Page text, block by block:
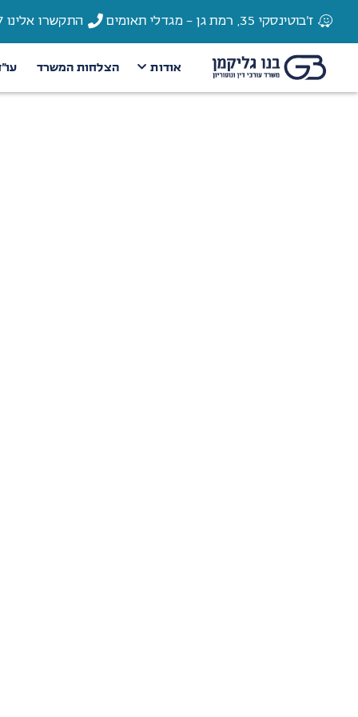
ז'בוטינסקי 35, רמת גן - מגדלי תאומים התקשרו אלינו 03-6135337
אודות הצלחות המשרד